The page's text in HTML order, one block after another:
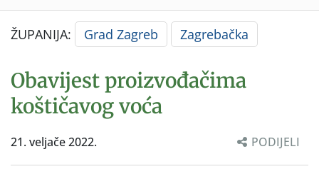
ŽUPANIJA: Grad Zagreb Zagrebačka
Obavijest proizvođačima
koštičavog voća
21. veljače 2022. PODIJELI